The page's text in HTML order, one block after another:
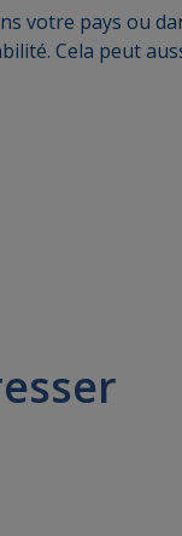
votre pays ou
Cela peut